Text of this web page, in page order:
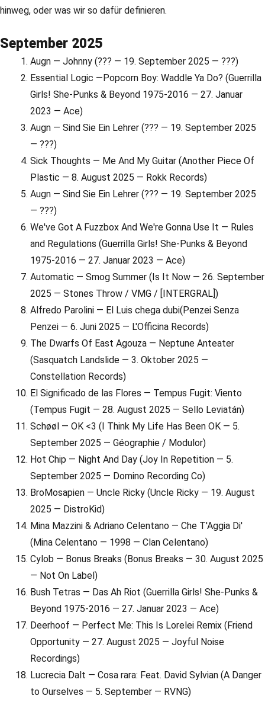
hinweg, oder was wir so dafür definieren.
September 2025
Augn — Johnny (??? — 19. September 2025 — ???)
Essential Logic —Popcorn Boy: Waddle Ya Do? (Guerrilla
Girls! She-Punks & Beyond 1975-2016 — 27. Januar
2023 — Ace)
Augn — Sind Sie Ein Lehrer (??? — 19. September 2025
— ???)
Sick Thoughts — Me And My Guitar (Another Piece Of
Plastic — 8. August 2025 — Rokk Records)
Augn — Sind Sie Ein Lehrer (??? — 19. September 2025
— ???)
We've Got A Fuzzbox And We're Gonna Use It — Rules
and Regulations (Guerrilla Girls! She-Punks & Beyond
1975-2016 — 27. Januar 2023 — Ace)
Automatic — Smog Summer (Is It Now — 26. September
2025 — Stones Throw / VMG / [INTERGRAL])
Alfredo Parolini — El Luis chega dubi(Penzei Senza
Penzei — 6. Juni 2025 — L'Officina Records)
The Dwarfs Of East Agouza — Neptune Anteater
(Sasquatch Landslide — 3. Oktober 2025 —
Constellation Records)
El Significado de las Flores — Tempus Fugit: Viento
(Tempus Fugit — 28. August 2025 — Sello Leviatán)
Schøøl — OK <3 (I Think My Life Has Been OK — 5.
September 2025 — Géographie / Modulor)
Hot Chip — Night And Day (Joy In Repetition — 5.
September 2025 — Domino Recording Co)
BroMosapien — Uncle Ricky (Uncle Ricky — 19. August
2025 — DistroKid)
Mina Mazzini & Adriano Celentano — Che T'Aggia Di'
(Mina Celentano — 1998 — Clan Celentano)
Cylob — Bonus Breaks (Bonus Breaks — 30. August 2025
— Not On Label)
Bush Tetras — Das Ah Riot (Guerrilla Girls! She-Punks &
Beyond 1975-2016 — 27. Januar 2023 — Ace)
Deerhoof — Perfect Me: This Is Lorelei Remix (Friend
Opportunity — 27. August 2025 — Joyful Noise
Recordings)
Lucrecia Dalt — Cosa rara: Feat. David Sylvian (A Danger
to Ourselves — 5. September — RVNG)